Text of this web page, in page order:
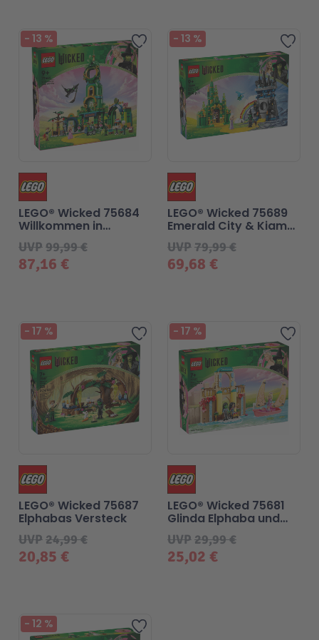
Zur Wunschliste hinzufügen
- 13 %
87,16 €
UVP99,99 €
LEGO® Wicked 75684
Willkommen in
Emerald City
Zur
- 13 %
69,68 €
UVP79,99 €
LEGO® Wicked 75689
Emerald City & Kiamo
Ko Castle
Zur Wunschliste hinzufügen
- 17 %
Beliebt
20,85 €
UVP24,99 €
LEGO® Wicked 75687
Elphabas Versteck
Zur
- 17 %
Beliebt
25,02 €
UVP29,99 €
LEGO® Wicked 75681
Glinda Elphaba und
Nessarose an der
Universität Shiz
Zur Wunschliste hinzufügen
- 12 %
Beliebt